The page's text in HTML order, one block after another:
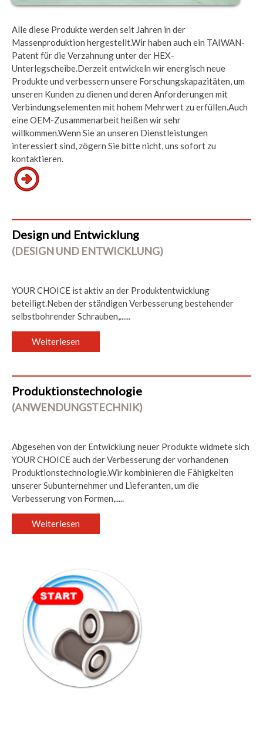
Alle diese Produkte werden seit Jahren in der
Massenproduktion hergestellt.Wir haben auch ein TAIWAN-
Patent für die Verzahnung unter der HEX-
Unterlegscheibe.Derzeit entwickeln wir energisch neue
Produkte und verbessern unsere Forschungskapazitäten, um
unseren Kunden zu dienen und deren Anforderungen mit
Verbindungselementen mit hohem Mehrwert zu erfüllen.Auch
eine OEM-Zusammenarbeit heißen wir sehr
willkommen.Wenn Sie an unseren Dienstleistungen
interessiert sind, zögern Sie bitte nicht, uns sofort zu
kontaktieren.
Design und Entwicklung
(DESIGN UND ENTWICKLUNG)
YOUR CHOICE ist aktiv an der Produktentwicklung
beteiligt.Neben der ständigen Verbesserung bestehender
selbstbohrender Schrauben,......
Weiterlesen
Produktionstechnologie
(ANWENDUNGSTECHNIK)
Abgesehen von der Entwicklung neuer Produkte widmete sich
YOUR CHOICE auch der Verbesserung der vorhandenen
Produktionstechnologie.Wir kombinieren die Fähigkeiten
unserer Subunternehmer und Lieferanten, um die
Verbesserung von Formen,.....
Weiterlesen